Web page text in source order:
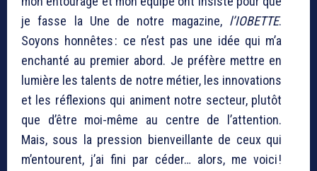
je fasse la Une de notre magazine, l’IOBETTE.
Soyons honnêtes : ce n’est pas une idée qui m’a
enchanté au premier abord. Je préfère mettre en
lumière les talents de notre métier, les innovations
et les réflexions qui animent notre secteur, plutôt
que d’être moi-même au centre de l’attention.
Mais, sous la pression bienveillante de ceux qui
m’entourent, j’ai fini par céder… alors, me voici !